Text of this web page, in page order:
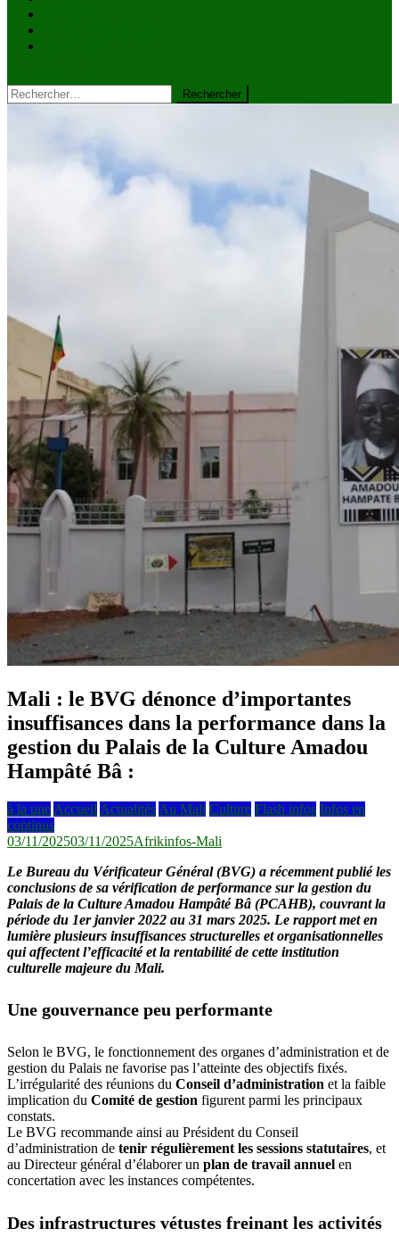
Rechercher :
Mali : le BVG dénonce d’importantes
insuffisances dans la performance dans la
gestion du Palais de la Culture Amadou
Hampâté Bâ :
à la une Accueil Actualités Au Mali Culture Flash infos Infos en
continus
03/11/202503/11/2025Afrikinfos-Mali
Le Bureau du Vérificateur Général (BVG) a récemment publié les
conclusions de sa vérification de performance sur la gestion du
Palais de la Culture Amadou Hampâté Bâ (PCAHB), couvrant la
période du 1er janvier 2022 au 31 mars 2025. Le rapport met en
lumière plusieurs insuffisances structurelles et organisationnelles
qui affectent l’efficacité et la rentabilité de cette institution
culturelle majeure du Mali.
Une gouvernance peu performante
Selon le BVG, le fonctionnement des organes d’administration et de
gestion du Palais ne favorise pas l’atteinte des objectifs fixés.
L’irrégularité des réunions du Conseil d’administration et la faible
implication du Comité de gestion figurent parmi les principaux
constats.
Le BVG recommande ainsi au Président du Conseil
d’administration de tenir régulièrement les sessions statutaires, et
au Directeur général d’élaborer un plan de travail annuel en
concertation avec les instances compétentes.
Des infrastructures vétustes freinant les activités